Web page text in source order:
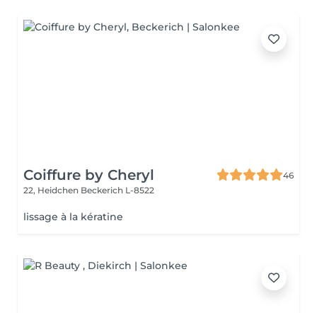
Coiffure by Cheryl
46
22, Heidchen Beckerich L-8522
lissage à la kératine